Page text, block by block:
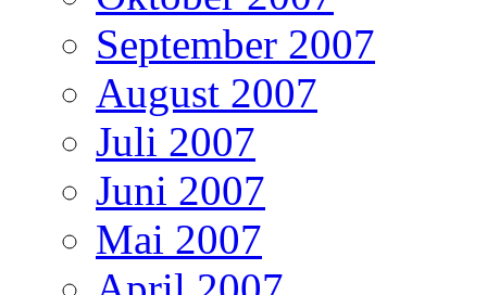
September 2007
August 2007
Juli 2007
Juni 2007
Mai 2007